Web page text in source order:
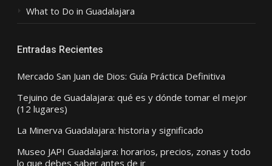
What to Do in Guadalajara
Entradas Recientes
Mercado San Juan de Dios: Guía Práctica Definitiva
Tejuino de Guadalajara: qué es y dónde tomar el mejor
(12 lugares)
La Minerva Guadalajara: historia y significado
Museo JAPI Guadalajara: horarios, precios, zonas y todo
lo que debes saber antes de ir